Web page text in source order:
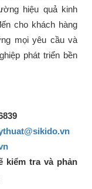
hiệu quả kinh
cho khách hàng
mọi yêu cầu và
phát triển bền
kiểm tra và phản